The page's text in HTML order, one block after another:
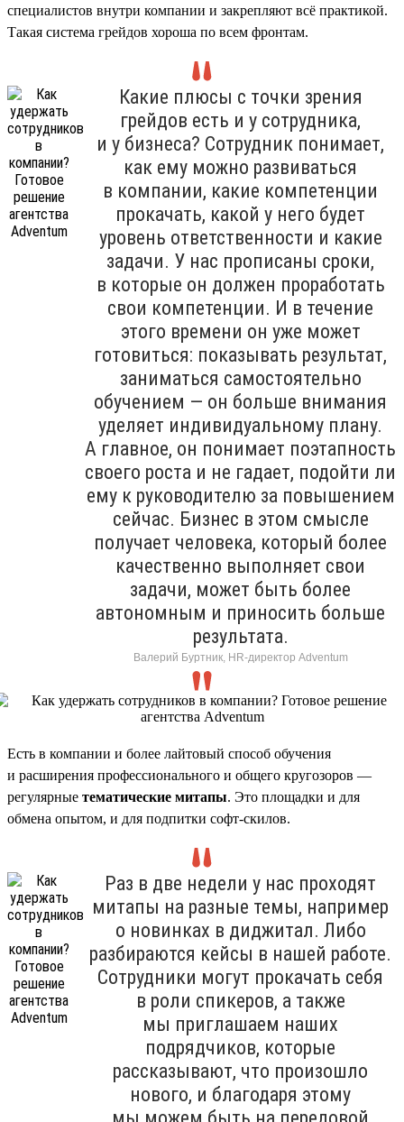
специалистов внутри компании и закрепляют всё практикой.
Такая система грейдов хороша по всем фронтам.
Какие плюсы с точки зрения
грейдов есть и у сотрудника,
и у бизнеса? Сотрудник понимает,
как ему можно развиваться
в компании, какие компетенции
прокачать, какой у него будет
уровень ответственности и какие
задачи. У нас прописаны сроки,
в которые он должен проработать
свои компетенции. И в течение
этого времени он уже может
готовиться: показывать результат,
заниматься самостоятельно
обучением — он больше внимания
уделяет индивидуальному плану.
А главное, он понимает поэтапность
своего роста и не гадает, подойти ли
ему к руководителю за повышением
сейчас. Бизнес в этом смысле
получает человека, который более
качественно выполняет свои
задачи, может быть более
автономным и приносить больше
результата.
Валерий Буртник, HR-директор Adventum
Есть в компании и более лайтовый способ обучения
и расширения профессионального и общего кругозоров —
регулярные тематические митапы. Это площадки и для
обмена опытом, и для подпитки софт-скилов.
Раз в две недели у нас проходят
митапы на разные темы, например
о новинках в диджитал. Либо
разбираются кейсы в нашей работе.
Сотрудники могут прокачать себя
в роли спикеров, а также
мы приглашаем наших
подрядчиков, которые
рассказывают, что произошло
нового, и благодаря этому